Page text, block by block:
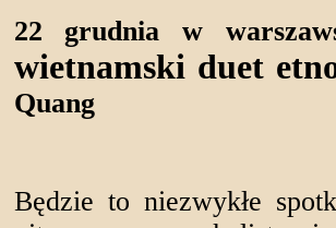
22 grudnia w
wietnamski duet
Quang
Będzie to niezwykłe